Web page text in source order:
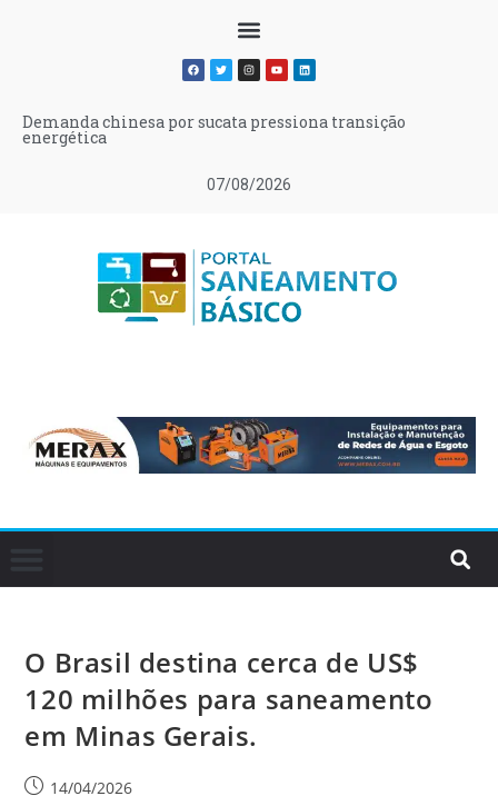
07/08/2026
Demanda chinesa por sucata pressiona transição
energética
O Brasil destina cerca de US$
120 milhões para saneamento
em Minas Gerais.
14/04/2026